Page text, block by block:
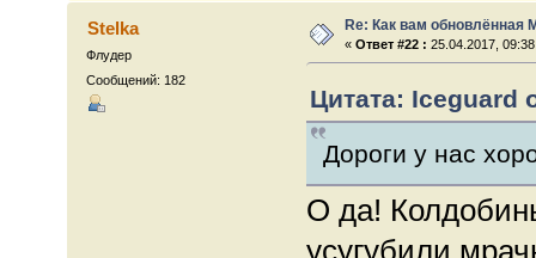
Stelka
Флудер
Сообщений: 182
Re: Как вам обновлённая
«Ответ #22 : 25.04.2017,
Цитата: Iceguard
Дороги у нас
О да!
усугубили